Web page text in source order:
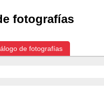
fotografías
de fotografías